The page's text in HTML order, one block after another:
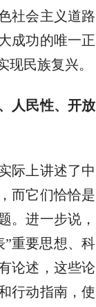
社会主义道路
成功的唯一正
民族复兴。
人民性、开放
际上讲述了中
而它们恰恰是
。进一步说，
”重要思想、科
论述，这些论
行动指南，使